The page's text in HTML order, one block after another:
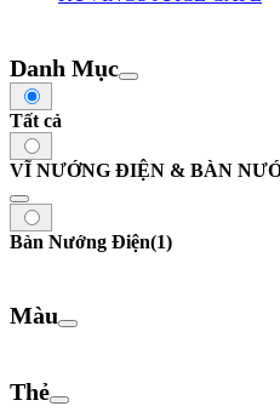
Danh Mục
Tất cả
VĨ NƯỚNG ĐIỆN & BÀN
Bàn Nướng Điện(1)
Màu
Thẻ